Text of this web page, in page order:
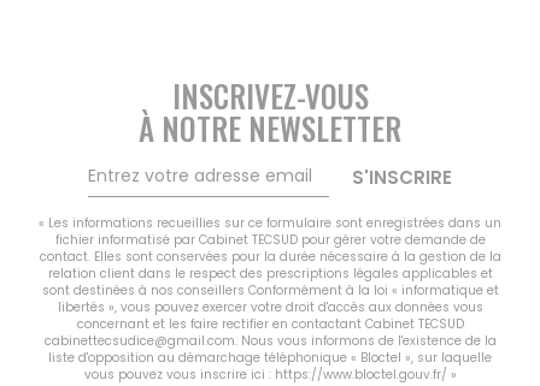
NOTRE AGENCE
CONTACT
MON COMPTE
NOTRE GROUPE
Vousfinancer Narbonne
Immo Fox
INSCRIVEZ-VOUS
À NOTRE NEWSLETTER
S'INSCRIRE
« Les informations recueillies sur ce formulaire sont enregistrées dans un
fichier informatisé par Cabinet TECSUD pour gérer votre demande de
contact. Elles sont conservées pour la durée nécessaire à la gestion de la
relation client dans le respect des prescriptions légales applicables et
sont destinées à nos conseillers Conformément à la loi « informatique et
libertés », vous pouvez exercer votre droit d'accès aux données vous
concernant et les faire rectifier en contactant Cabinet TECSUD
cabinettecsudice@gmail.com. Nous vous informons de l'existence de la
liste d'opposition au démarchage téléphonique « Bloctel », sur laquelle
vous pouvez vous inscrire ici : https://www.bloctel.gouv.fr/ »